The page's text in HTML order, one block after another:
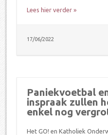
Lees hier verder »
17/06/2022
Paniekvoetbal
inspraak zullen
enkel nog
Het GO! en Katholiek